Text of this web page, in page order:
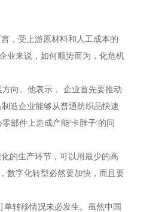
，受上游原材料和人工成本的
业来说，如何顺势而为，化危机
向。他表示， 企业首先要推动
造企业能够从普通纺织品快速
部件上造成产能‘卡脖子’的问
的生产环节，可以用最少的高
数字化转型必然要加快，而且要
转移情况未必发生。虽然中国